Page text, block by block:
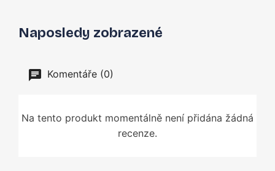
Naposledy zobrazené
Komentáře (0)
Na tento produkt momentálně není přidána žádná
recenze.